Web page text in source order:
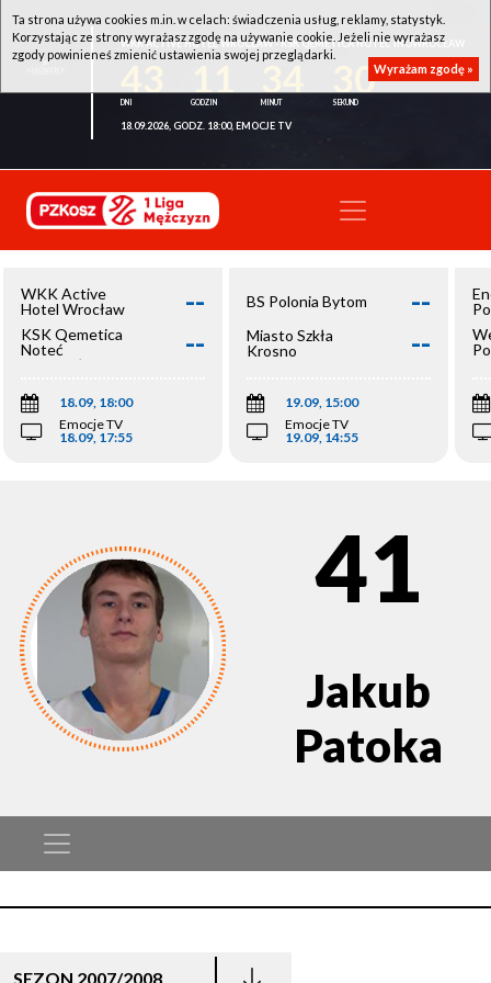
WKK ACTIVE HOTEL WROCŁAW - KSK QEMETICA NOTEĆ INOWROCŁAW
30
18.09.2026, GODZ. 18:00, EMOCJE TV
WKK Active
Hotel Wrocław
--
KSK Qemetica
Noteć
Inowrocław
--
18.09, 18:00
Emocje TV
18.09, 17:55
BS Polonia Bytom --
Miasto Szkła
Krosno
--
19.09, 15:00
Emocje TV
19.09, 14:55
41
Jakub
Patoka
SEZON 2007/2008
Ta strona używa cookies m.in. w celach: świadczenia usług, reklamy, statystyk.
Korzystając ze strony wyrażasz zgodę na używanie cookie. Jeżeli nie wyrażasz
zgody powinieneś zmienić ustawienia swojej przeglądarki.
Wyrażam zgodę »